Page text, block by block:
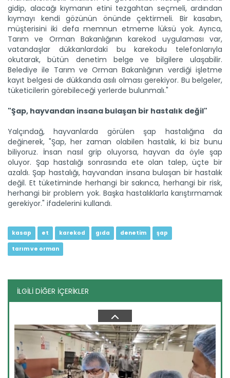
gidip, alacağı kıymanın etini tezgahtan seçmeli, ardından
kıymayı kendi gözünün önünde çektirmeli. Bir kasabın,
müşterisini iki defa memnun etmeme lüksü yok. Ayrıca,
Tarım ve Orman Bakanlığının karekod uygulaması var,
vatandaşlar dükkanlardaki bu karekodu telefonlarıyla
okutarak, bütün denetim belge ve bilgilere ulaşabilir.
Belediye ile Tarım ve Orman Bakanlığının verdiği işletme
kayıt belgesi de dükkanda asılı olması gerekiyor. Bu belgeler,
tüketicilerin görebileceği yerlerde bulunmalı."
"Şap, hayvandan insana bulaşan bir hastalık değil"
Yalçındağ, hayvanlarda görülen şap hastalığına da
değinerek, "Şap, her zaman olabilen hastalık, ki biz bunu
biliyoruz. İnsan nasıl grip oluyorsa, hayvan da öyle şap
oluyor. Şap hastalığı sonrasında ete olan talep, üçte bir
azaldı. Şap hastalığı, hayvandan insana bulaşan bir hastalık
değil. Et tüketiminde herhangi bir sakınca, herhangi bir risk,
herhangi bir problem yok. Başka hastalıklarla karıştırmamak
gerekiyor." ifadelerini kullandı.
kasap et karekod gıda denetim şap
tarım ve orman
İLGİLİ DİĞER İÇERİKLER
Bal ormanları üretimi...
Tarım ve Orman Bakanlığının kurduğu bal ormanları son
yıllarda...
Devamını Oku ->
Kurbanlıklarda hareketlilik...
Kurban Bayramı’na 1 hafta kala, hayvan hareketliliği tüm
hızıyla...
Devamını Oku ->
"Devletimiz tüm imkanlarıyla...
Farklı bölgelerde etkili olan sağanak ve fırtına nedeniyle
Devamını Oku ->